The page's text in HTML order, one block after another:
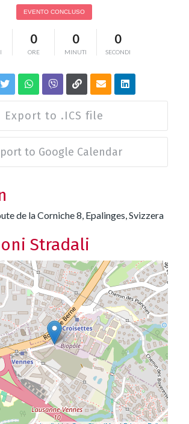
EVENTO CONCLUSO
0
ORE
0
MINUTI
0
SECONDI
Export to .ICS file
to Google Calendar
de la Corniche 8, Epalinges, Svizzera
Stradali